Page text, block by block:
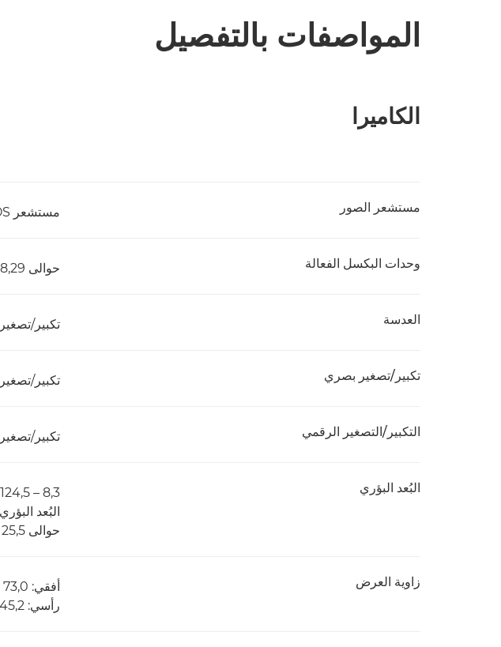
المواصفات بالتفصيل
الكاميرا
مستشعر الصور مستشعر CMOS الأحادي اللوحة من النوع 1.0 (1,0 بوصة)
وحدات البكسل الفعالة حوالى 8,29 ميجابكسل (3840 × 2160)
العدسة تكبير/تصغير بصري بمعدل 15
تكبير/تصغير بصري تكبير/تصغير بصري بمعدل 15
التكبير/التصغير الرقمي تكبير/تصغير
البُعد البؤري
8,3 – 124,5 مم، وفتحة عدسة f/2.8 – 4.5،
البُعد البؤري
حوالى 25,5 (عرض) – 382,5 مم (عن بُعد)
زاوية العرض
أفقي: 73,0 درجة (عرض) – 5,7 درجات (عن بُعد)
رأسي: 45,2 درجة (عرض) – 3,2 درجة (عن بُعد)